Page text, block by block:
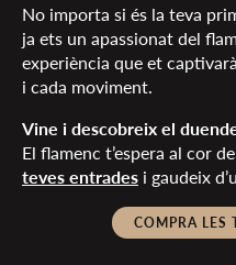
No importa si és la teva
ja ets un apassionat del
experiència que et
i cada moviment.
Vine i descobreix el
El flamenc t’espera al cor de
teves entrades i gaudeix
COMPRA LES